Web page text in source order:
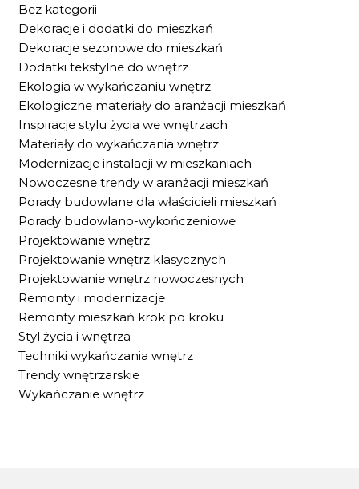
Bez kategorii
Dekoracje i dodatki do mieszkań
Dekoracje sezonowe do mieszkań
Dodatki tekstylne do wnętrz
Ekologia w wykańczaniu wnętrz
Ekologiczne materiały do aranżacji mieszkań
Inspiracje stylu życia we wnętrzach
Materiały do wykańczania wnętrz
Modernizacje instalacji w mieszkaniach
Nowoczesne trendy w aranżacji mieszkań
Porady budowlane dla właścicieli mieszkań
Porady budowlano-wykończeniowe
Projektowanie wnętrz
Projektowanie wnętrz klasycznych
Projektowanie wnętrz nowoczesnych
Remonty i modernizacje
Remonty mieszkań krok po kroku
Styl życia i wnętrza
Techniki wykańczania wnętrz
Trendy wnętrzarskie
Wykańczanie wnętrz